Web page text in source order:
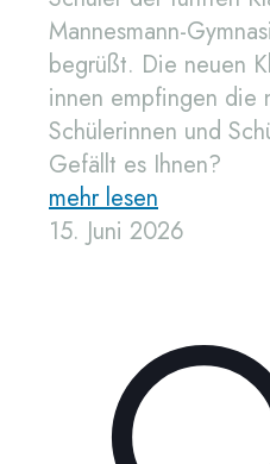
Mannesmann-
begrüßt. Die neuen
innen empfingen die
Schülerinnen und
Gefällt es Ihnen?
mehr lesen
15. Juni 2026